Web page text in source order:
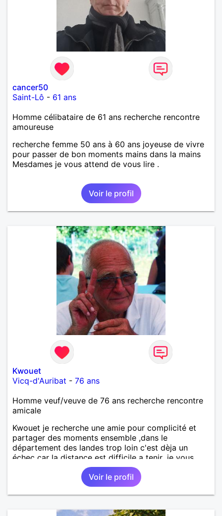
cancer50
Saint-Lô - 61 ans
Homme célibataire de 61 ans recherche rencontre
amoureuse
recherche femme 50 ans à 60 ans joyeuse de vivre
pour passer de bon moments mains dans la mains
Mesdames je vous attend de vous lire .
Voir le profil
Kwouet
Vicq-d'Auribat - 76 ans
Homme veuf/veuve de 76 ans recherche rencontre
amicale
Kwouet je recherche une amie pour complicité et
partager des moments ensemble ,dans le
département des landes trop loin c'est dèja un
échec car la distance est difficile a tenir ,je vous
remercie par avance bonne journée ,
Voir le profil